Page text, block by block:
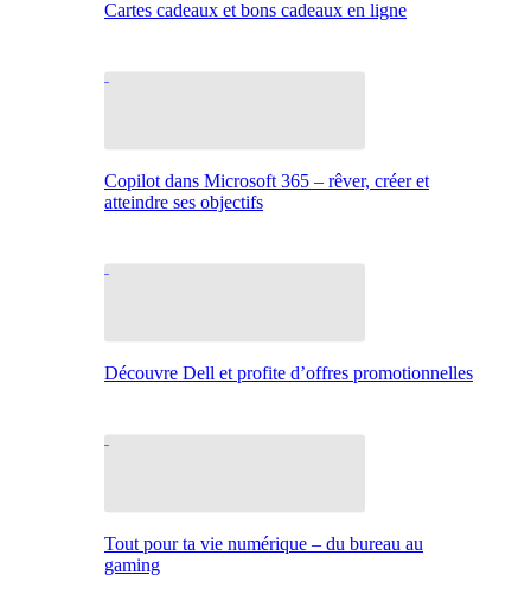
Cartes cadeaux et bons cadeaux en ligne
Copilot dans Microsoft 365 – rêver, créer et
atteindre ses objectifs
Découvre Dell et profite d’offres promotionnelles
Tout pour ta vie numérique – du bureau au
gaming